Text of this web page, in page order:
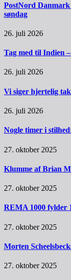
PostNord
søndag
26. juli 2026
Tag med til Indien
26. juli 2026
Vi siger hjertelig
26. juli 2026
Nogle timer i
27. oktober 2025
Klumme af Brian
27. oktober 2025
REMA 1000 fylder
27. oktober 2025
Morten
27. oktober 2025